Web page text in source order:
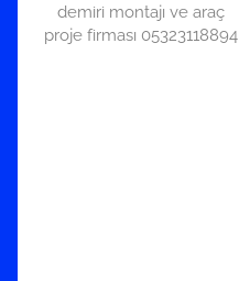
demiri montajı ve araç
proje firması 05323118894